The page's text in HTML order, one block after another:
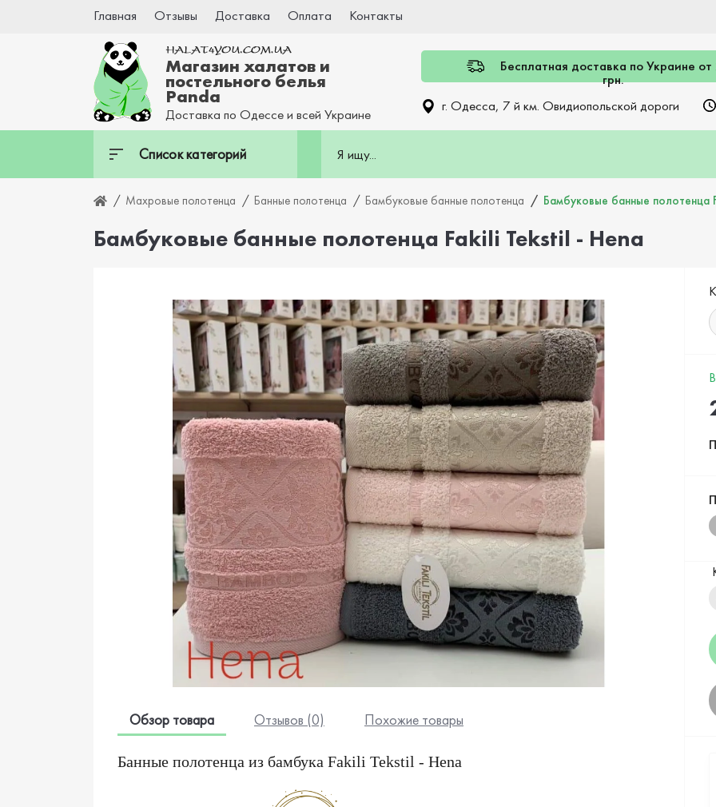
Главная Отзывы Доставка Оплата Контакты
Магазин халатов и
постельного белья
Panda
Доставка по Одессе и всей Украине
Бесплатная доставка по Украине
грн.
г. Одесса, 7 й км. Овидиопольской дороги
Список категорий
Махровые полотенца Банные полотенца Бамбуковые банные полотенца Бамбуковые банные полотенца
Бамбуковые банные полотенца Fakili Tekstil - Hena
Обзор товара Отзывов (0) Похожие товары
Банные полотенца из бамбука Fakili Tekstil - Hena